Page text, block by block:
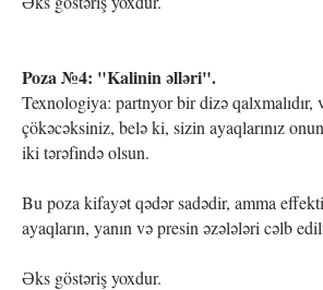
Poza №4: "Kalinin əlləri".
Texnologiya: partnyor bir dizə qalxmalıdır,
çökəcəksiniz, belə ki, sizin ayaqlarınız
iki tərəfində olsun.
Bu poza kifayət qədər sadədir, amma
ayaqların, yanın və presin əzələləri cəlb
Əks göstəriş yoxdur.